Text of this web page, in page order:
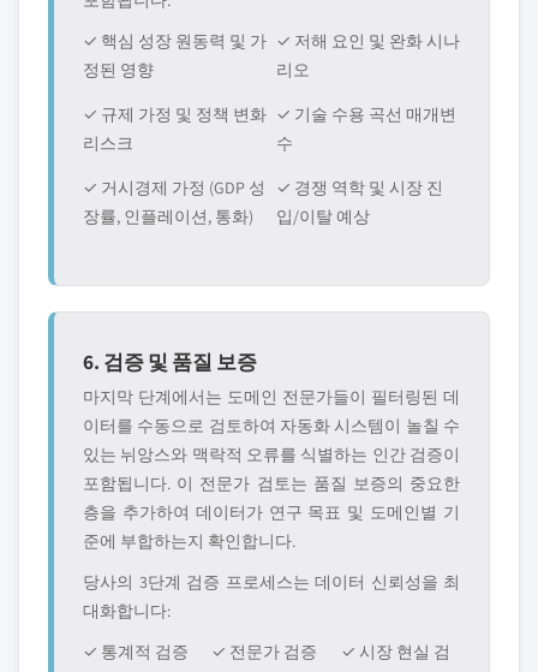
✓ 핵심 성장 원동력 및 가
정된 영향
✓ 저해 요인 및 완화 시나
리오
✓ 규제 가정 및 정책 변화
리스크
✓ 기술 수용 곡선 매개변
수
✓ 거시경제 가정 (GDP 성
장률, 인플레이션, 통화)
✓ 경쟁 역학 및 시장 진
입/이탈 예상
6. 검증 및 품질 보증
마지막 단계에서는 도메인 전문가들이 필터링된 데
이터를 수동으로 검토하여 자동화 시스템이 놀칠 수
있는 뉘앙스와 맥락적 오류를 식별하는 인간 검증이
포함됩니다. 이 전문가 검토는 품질 보증의 중요한
층을 추가하여 데이터가 연구 목표 및 도메인별 기
준에 부합하는지 확인합니다.
당사의 3단계 검증 프로세스는 데이터 신뢰성을 최
대화합니다:
✓ 통계적 검증
✓ 전문가 검증
✓ 시장 현실 검